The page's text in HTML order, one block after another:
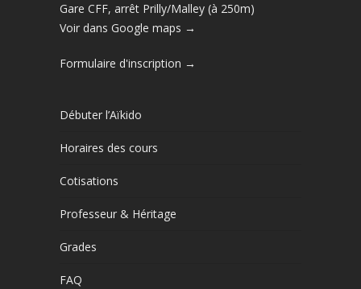
Gare CFF, arrêt Prilly/Malley (à 250m)
Voir dans Google maps →
Formulaire d'inscription →
Débuter l’Aïkido
Horaires des cours
Cotisations
Professeur & Héritage
Grades
FAQ